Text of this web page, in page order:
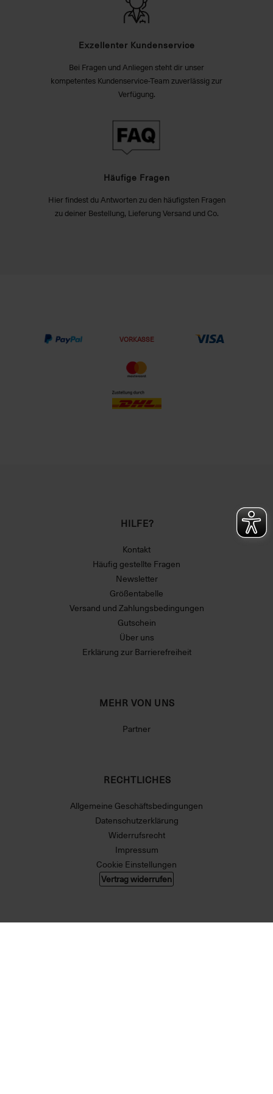
Exzellenter Kundenservice
Bei Fragen und Anliegen steht dir unser
kompetentes Kundenservice-Team zuverlässig zur
Verfügung.
Häufige Fragen
Hier findest du Antworten zu den häufigsten Fragen
zu deiner Bestellung, Lieferung Versand und Co.
VORKASSE
HILFE?
Kontakt
Häufig gestellte Fragen
Newsletter
Größentabelle
Versand und Zahlungsbedingungen
Gutschein
Über uns
Erklärung zur Barrierefreiheit
MEHR VON UNS
Partner
RECHTLICHES
Allgemeine Geschäftsbedingungen
Datenschutzerklärung
Widerrufsrecht
Impressum
Cookie Einstellungen
Vertrag widerrufen